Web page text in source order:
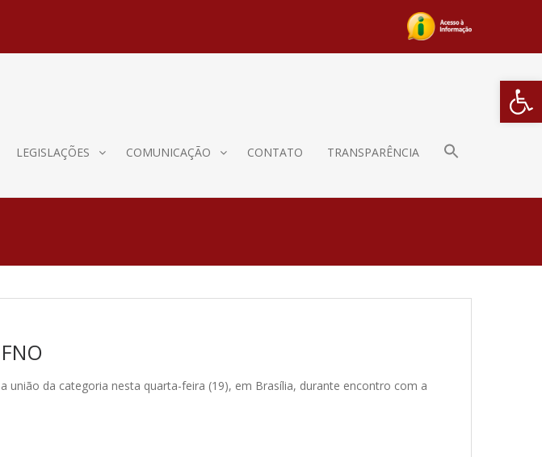
Barra de
LEGISLAÇÕES COMUNICAÇÃO CONTATO TRANSPARÊNCIA
união da categoria nesta quarta-feira (19), em Brasília, durante encontro com a